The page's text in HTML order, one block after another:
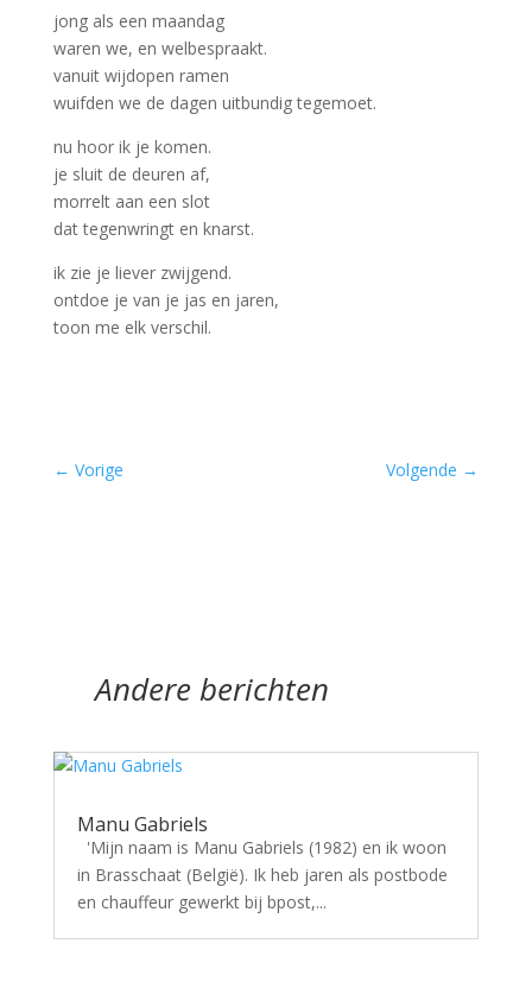
jong als een maandag
waren we, en welbespraakt.
vanuit wijdopen ramen
wuifden we de dagen uitbundig tegemoet.
nu hoor ik je komen.
je sluit de deuren af,
morrelt aan een slot
dat tegenwringt en knarst.
ik zie je liever zwijgend.
ontdoe je van je jas en jaren,
toon me elk verschil.
← Vorige Volgende →
Andere berichten
Manu Gabriels
'Mijn naam is Manu Gabriels (1982) en ik woon
in Brasschaat (België). Ik heb jaren als postbode
en chauffeur gewerkt bij bpost,...